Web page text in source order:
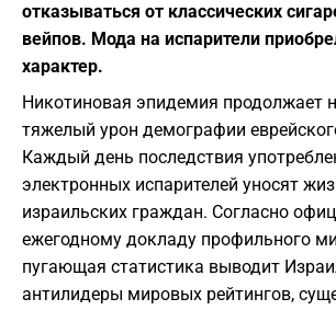
отказываться от классических
вейпов. Мода на испарители
характер.
Никотиновая эпидемия продолжает
тяжелый урон демографии
Каждый день последствия
электронных испарителей уносят
израильских граждан. Согласно
ежегодному докладу профильного
пугающая статистика выводит
антилидеры мировых рейтингов,